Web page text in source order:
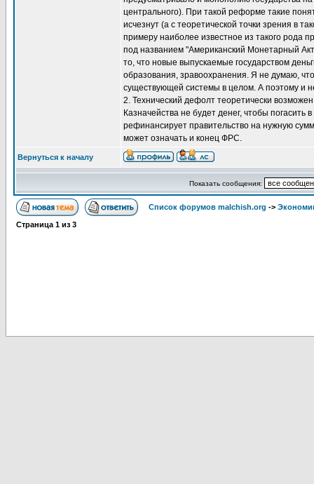
центрального). При такой реформе такие
исчезнут (а с теоретической точки зрения в
примеру наиболее известное из такого
под названием "Американский Монетарный
то, что новые выпускаемые государством
образования, зравоохранения. Я не думаю,
существующей системы в целом. А поэтому и
2. Технический дефолт теоретически
Казначейства не будет денег, чтобы
рефинансирует правительство на нужную
может означать и конец ФРС.
Вернуться к началу
Показать сообщения:
Список форумов malchish.org ->
Страница 1 из 3